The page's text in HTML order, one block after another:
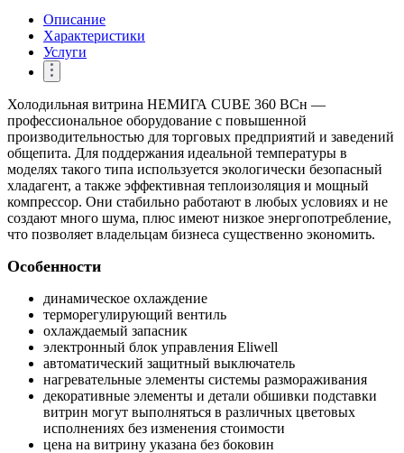
Описание
Характеристики
Услуги
Холодильная витрина НЕМИГА CUBE 360 BCн —
профессиональное оборудование с повышенной
производительностью для торговых предприятий и заведений
общепита. Для поддержания идеальной температуры в
моделях такого типа используется экологически безопасный
хладагент, а также эффективная теплоизоляция и мощный
компрессор. Они стабильно работают в любых условиях и не
создают много шума, плюс имеют низкое энергопотребление,
что позволяет владельцам бизнеса существенно экономить.
Особенности
динамическое охлаждение
терморегулирующий вентиль
охлаждаемый запасник
электронный блок управления Eliwell
автоматический защитный выключатель
нагревательные элементы системы размораживания
декоративные элементы и детали обшивки подставки
витрин могут выполняться в различных цветовых
исполнениях без изменения стоимости
цена на витрину указана без боковин